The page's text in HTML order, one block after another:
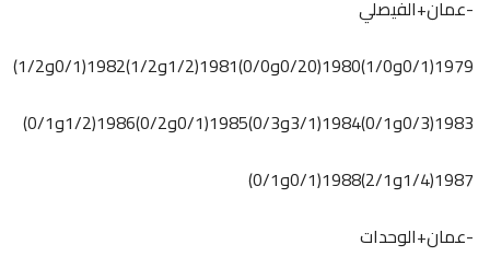
-عمان+الفيصلي
1979(0/1و1/0)1980(0/20و0/0)1981(1/2و1/2)1982(0/1و1/2)
1983(0/3و0/1)1984(3/1و0/3)1985(0/1و0/2)1986(1/2و0/1)
1987(1/4و2/1)1988(0/1و0/1)
-عمان+الوحدات